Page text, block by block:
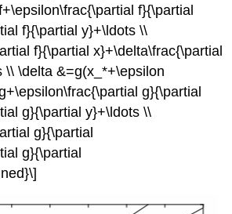
f}{\partial
f}{\partial y}+\ldots \\
f}{\partial x}+\delta\frac{\partial
\\ \delta &=g(x_*+\epsilon
g}{\partial
g}{\partial y}+\ldots \\
g}{\partial
g}{\partial